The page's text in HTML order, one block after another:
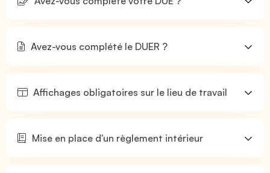
Avez-vous complété le DUER ?
Affichages obligatoires sur le lieu de travail
Mise en place d'un règlement intérieur